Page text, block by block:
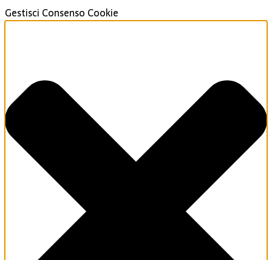
Gestisci Consenso Cookie